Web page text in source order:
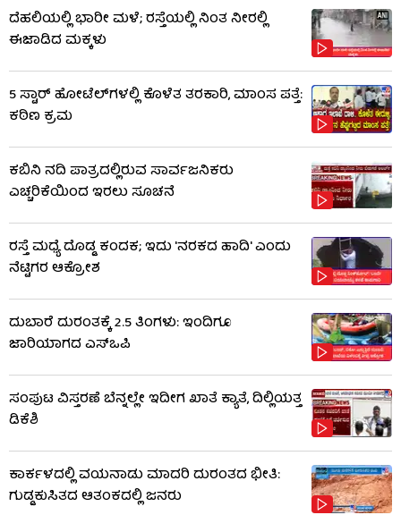
ದೆಹಲಿಯಲ್ಲಿ ಭಾರೀ ಮಳೆ; ರಸ್ತೆಯಲ್ಲಿ ನಿಂತ ನೀರಲ್ಲಿ
ಈಜಾಡಿದ ಮಕ್ಕಳು
5 ಸ್ಟಾರ್ ಹೋಟೆಲ್​​ಗಳಲ್ಲಿ ಕೊಳೆತ ತರಕಾರಿ, ಮಾಂಸ ಪತ್ತೆ:
ಕಠಿಣ ಕ್ರಮ
ಕಬಿನಿ ನದಿ ಪಾತ್ರದಲ್ಲಿರುವ ಸಾರ್ವಜನಿಕರು
ಎಚ್ಚರಿಕೆಯಿಂದ ಇರಲು ಸೂಚನೆ
ರಸ್ತೆ ಮಧ್ಯೆ ದೊಡ್ಡ ಕಂದಕ; ಇದು 'ನರಕದ ಹಾದಿ' ಎಂದು
ನೆಟ್ಟಿಗರ ಆಕ್ರೋಶ
ದುಬಾರೆ ದುರಂತಕ್ಕೆ 2.5 ತಿಂಗಳು: ಇಂದಿಗೂ
ಜಾರಿಯಾಗದ ಎಸ್‌ಒಪಿ
ಸಂಪುಟ ವಿಸ್ತರಣೆ ಬೆನ್ನಲ್ಲೇ ಇದೀಗ ಖಾತೆ ಕ್ಯಾತೆ, ದಿಲ್ಲಿಯತ್ತ
ಡಿಕೆಶಿ
ಕಾರ್ಕಳದಲ್ಲಿ ವಯನಾಡು ಮಾದರಿ ದುರಂತದ ಭೀತಿ:
ಗುಡ್ಡಕುಸಿತದ ಆತಂಕದಲ್ಲಿ ಜನರು